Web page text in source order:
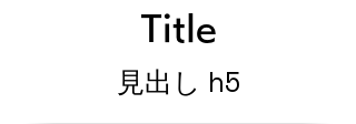
Title
見出し h5